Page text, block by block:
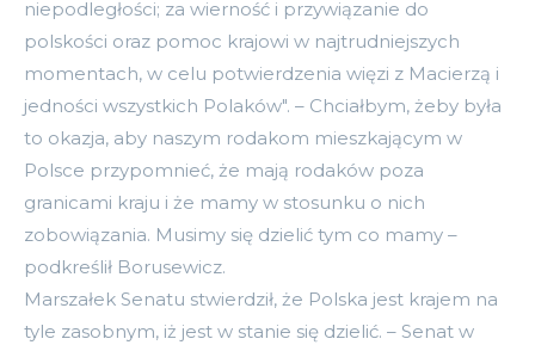
niepodległości; za wierność i przywiązanie do
polskości oraz pomoc krajowi w najtrudniejszych
momentach, w celu potwierdzenia więzi z Macierzą i
jedności wszystkich Polaków". – Chciałbym, żeby była
to okazja, aby naszym rodakom mieszkającym w
Polsce przypomnieć, że mają rodaków poza
granicami kraju i że mamy w stosunku o nich
zobowiązania. Musimy się dzielić tym co mamy –
podkreślił Borusewicz.
Marszałek Senatu stwierdził, że Polska jest krajem na
tyle zasobnym, iż jest w stanie się dzielić. – Senat w